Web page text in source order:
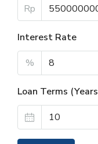
Rp
Interest Rate
%
Loan Terms